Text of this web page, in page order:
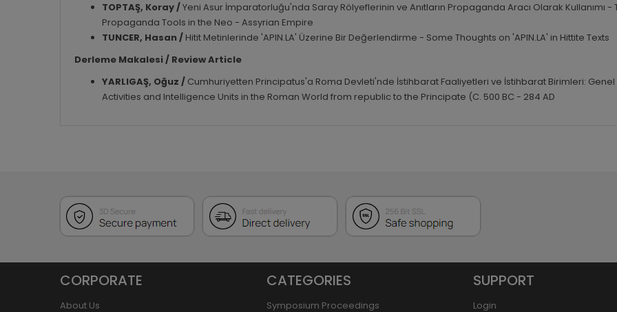
TOPTAŞ, Koray /Yeni Asur İmparatorluğu'nda Saray Rölyeflerinin ve Anıtların Propaganda Aracı Olarak Kullanımı -
Propaganda Tools in the Neo - Assyrian Empire
TUNCER, Hasan / Hitit Metinlerinde 'APIN.LA' Üzerine Bir Değerlendirme - Some Thoughts on 'APIN.LA' in Hittite Texts
Derleme Makalesi / Review Article
YARLIGAŞ, Oğuz / Cumhuriyetten Principatus'a Roma Devleti'nde İstihbarat Faaliyetleri ve İstihbarat Birimleri: Genel
Activities and Intelligence Units in the Roman World from republic to the Principate (C. 500 BC - 284 AD
CORPORATE
About Us
CATEGORIES
Symposium Proceedings
SUPPORT
Login